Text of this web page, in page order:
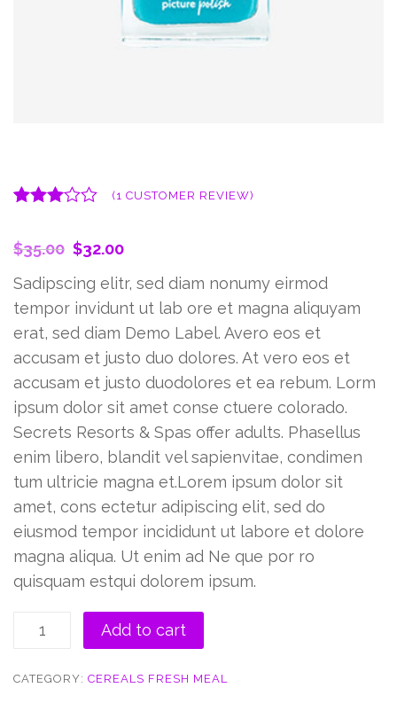
out of 5
on
customer
rating
(1 CUSTOMER REVIEW)
$35.00 $32.00
Sadipscing elitr, sed diam nonumy eirmod
tempor invidunt ut lab ore et magna aliquyam
erat, sed diam Demo Label. Avero eos et
accusam et justo duo dolores. At vero eos et
accusam et justo duodolores et ea rebum. Lorm
ipsum dolor sit amet conse ctuere colorado.
Secrets Resorts & Spas offer adults. Phasellus
enim libero, blandit vel sapienvitae, condimen
tum ultricie magna et.Lorem ipsum dolor sit
amet, cons ectetur adipiscing elit, sed do
eiusmod tempor incididunt ut labore et dolore
magna aliqua. Ut enim ad Ne que por ro
quisquam estqui dolorem ipsum.
Gel
Nail
Add to cart
CATEGORY: CEREALS FRESH MEAL